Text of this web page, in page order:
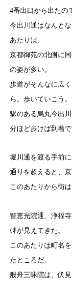
4番出口から出たの
今出川通はなんと
あたりは、
京都御苑の北側に
の姿が多い。
歩道がそんなに広
ら。歩いていこう。
駅のある烏丸今出
分ほど歩けば到着で
堀川通を渡る手前
通りを超えると、
このあたりから街
智恵光院通、浄福
碑が見えてきた。
このあたりは町名
たところだ。
般舟三昧院は、伏